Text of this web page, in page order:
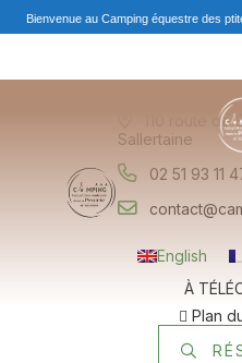
110 route de
Sallertaine
02 51 93 11
English
À
Plan
Bienvenue au Camping équestre des